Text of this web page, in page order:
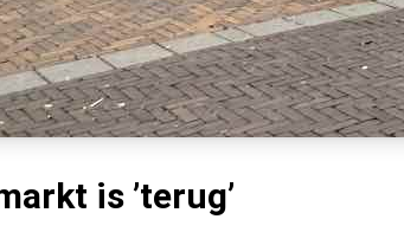
is ’terug’